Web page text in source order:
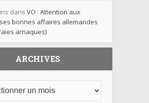
dans VO : Attention aux
bonnes affaires allemandes
arnaques)
ARCHIVES